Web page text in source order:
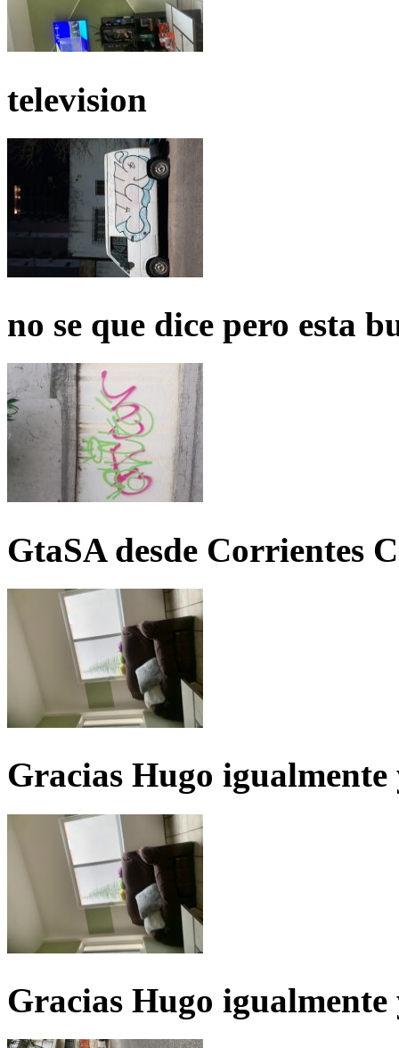
television
no se que dice pero esta
GtaSA desde Corrientes
Gracias Hugo igualmente
Gracias Hugo igualmente